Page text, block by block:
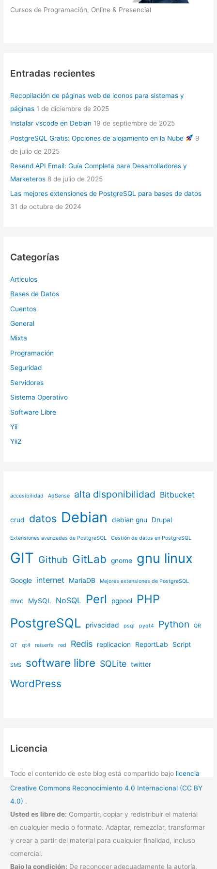
Cursos de Programación, Online & Presencial
Entradas recientes
Recopilación de páginas web de iconos para sistemas y
páginas 1 de diciembre de 2025
Instalar vscode en Debian 19 de septiembre de 2025
PostgreSQL Gratis: Opciones de alojamiento en la Nube
9
de julio de 2025
Resend API Email: Guía Completa para Desarrolladores y
Marketeros 8 de julio de 2025
Las mejores extensiones de PostgreSQL para bases de datos
31 de octubre de 2024
Categorías
Articulos
Bases de Datos
Cuentos
General
Mixta
Programación
Seguridad
Servidores
Sistema Operativo
Software Libre
Yii
Yii2
accesibilidad AdSense alta disponibilidad Bitbucket
crud datos Debian debian gnu Drupal
Extensiones avanzadas de PostgreSQL Gestión de datos en PostgreSQL
GIT Github GitLab gnome gnu linux
Google internet MariaDB Mejores extensiones de PostgreSQL
mvc MySQL NoSQL Perl pgpool PHP
PostgreSQL privacidad psql pyqt4 Python QR
QT qt4 raiserfs red Redis replicacion ReportLab Script
SMS software libre SQLite twitter
WordPress
Licencia
Todo el contenido de este blog está compartido bajo licencia
Creative Commons Reconocimiento 4.0 Internacional (CC BY
4.0) .
Usted es libre de: Compartir, copiar y redistribuir el material
en cualquier medio o formato. Adaptar, remezclar, transformar
y crear a partir del material para cualquier finalidad, incluso
comercial.
Bajo la condición: De reconocer adecuadamente la autoría,